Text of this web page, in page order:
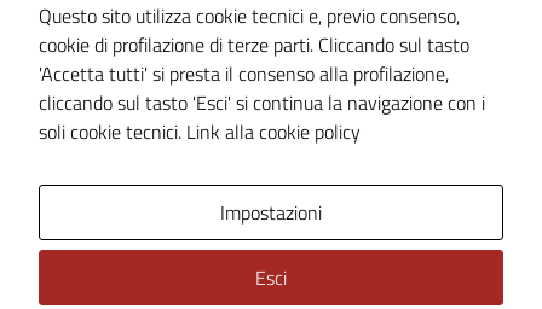
Note legali
Dichiarazione di accessibilità
Piano di miglioramento del sito
Questo sito utilizza cookie tecnici e, previo consenso,
cookie di profilazione di terze parti. Cliccando sul tasto
'Accetta tutti' si presta il consenso alla profilazione,
cliccando sul tasto 'Esci' si continua la navigazione con i
soli cookie tecnici. Link alla cookie policy
Impostazioni
Esci
possono
essere
utilizzati
anche per la
profilazione.
disabilitazione
di questi
cookies può